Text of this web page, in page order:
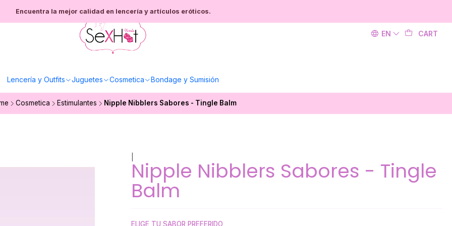
EN CART
Lencería y Outfits Juguetes Cosmetica Bondage y Sumisión
Encuentra la mejor calidad en lencería y artículos eróticos.
Cosmetica Estimulantes Nipple Nibblers Sabores - Tingle Balm
Nipple Nibblers Sabores - Tingle
Balm
ELIGE TU SABOR PREFERIDO